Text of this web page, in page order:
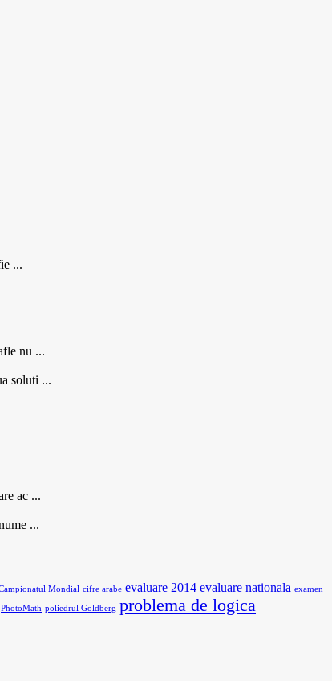
...
nu ...
soluti ...
ac ...
...
Mondial cifre arabe evaluare 2014 evaluare nationala examen
PhotoMath poliedrul Goldberg problema de logica